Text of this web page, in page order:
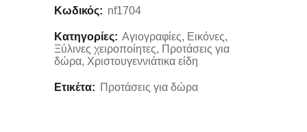
Κωδικός: nf1704
Κατηγορίες: Αγιογραφίες, Εικόνες,
Ξύλινες χειροποίητες, Προτάσεις για
δώρα, Χριστουγεννιάτικα είδη
Ετικέτα: Προτάσεις για δώρα